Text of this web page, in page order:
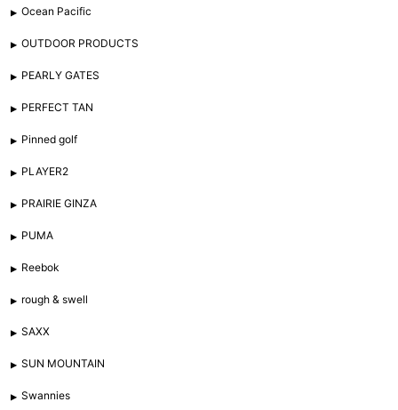
Ocean Pacific
OUTDOOR PRODUCTS
PEARLY GATES
PERFECT TAN
Pinned golf
PLAYER2
PRAIRIE GINZA
PUMA
Reebok
rough & swell
SAXX
SUN MOUNTAIN
Swannies